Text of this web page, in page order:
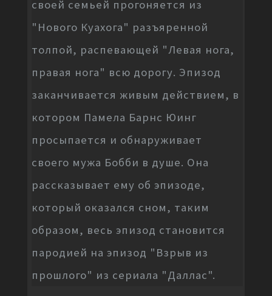
своей семьей прогоняется из
"Нового Куахога" разъяренной
толпой, распевающей "Левая нога,
правая нога" всю дорогу. Эпизод
заканчивается живым действием, в
котором Памела Барнс Юинг
просыпается и обнаруживает
своего мужа Бобби в душе. Она
рассказывает ему об эпизоде,
который оказался сном, таким
образом, весь эпизод становится
пародией на эпизод "Взрыв из
прошлого" из сериала "Даллас".